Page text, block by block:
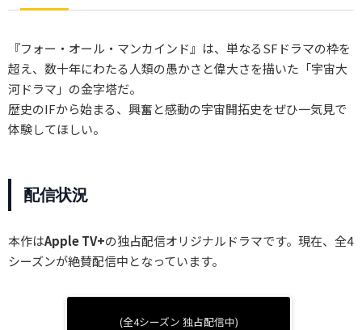
『フォー・オール・マンカインド』は、単なるSFドラマの枠を
超え、数十年にわたる人類の愚かさと偉大さを描いた「宇宙大
河ドラマ」の金字塔だ。
歴史のIFから始まる、興奮と感動の宇宙開拓史をぜひ一気見で
体験してほしい。
配信状況
本作はApple TV+の独占配信オリジナルドラマです。現在、全4
シーズンが絶賛配信中となっています。
(全4シーズン 独占配信中)